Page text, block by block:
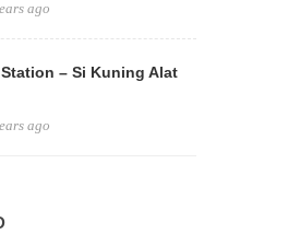
ago
– Si Kuning Alat
ago